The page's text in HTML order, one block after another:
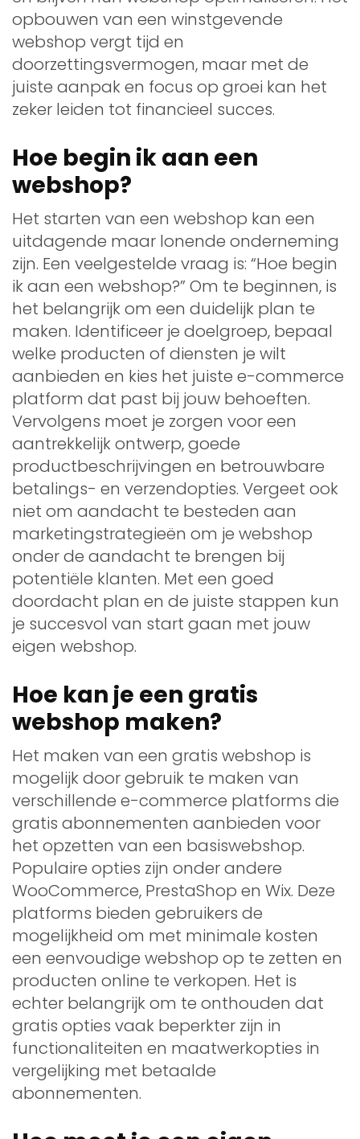
opbouwen van een winstgevende
webshop vergt tijd en
doorzettingsvermogen, maar met de
juiste aanpak en focus op groei kan het
zeker leiden tot financieel succes.
Hoe begin ik aan een
webshop?
Het starten van een webshop kan een
uitdagende maar lonende onderneming
zijn. Een veelgestelde vraag is: “Hoe begin
ik aan een webshop?” Om te beginnen, is
het belangrijk om een duidelijk plan te
maken. Identificeer je doelgroep, bepaal
welke producten of diensten je wilt
aanbieden en kies het juiste e-commerce
platform dat past bij jouw behoeften.
Vervolgens moet je zorgen voor een
aantrekkelijk ontwerp, goede
productbeschrijvingen en betrouwbare
betalings- en verzendopties. Vergeet ook
niet om aandacht te besteden aan
marketingstrategieën om je webshop
onder de aandacht te brengen bij
potentiële klanten. Met een goed
doordacht plan en de juiste stappen kun
je succesvol van start gaan met jouw
eigen webshop.
Hoe kan je een gratis
webshop maken?
Het maken van een gratis webshop is
mogelijk door gebruik te maken van
verschillende e-commerce platforms die
gratis abonnementen aanbieden voor
het opzetten van een basiswebshop.
Populaire opties zijn onder andere
WooCommerce, PrestaShop en Wix. Deze
platforms bieden gebruikers de
mogelijkheid om met minimale kosten
een eenvoudige webshop op te zetten en
producten online te verkopen. Het is
echter belangrijk om te onthouden dat
gratis opties vaak beperkter zijn in
functionaliteiten en maatwerkopties in
vergelijking met betaalde
abonnementen.